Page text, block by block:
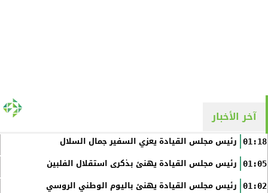
آخر الأخبار
01:18 رئيس مجلس القيادة يعزي السفير جمال السلال
01:05 رئيس مجلس القيادة يهنئ بذكرى استقلال الفلبين
01:02 رئيس مجلس القيادة يهنئ باليوم الوطني الروسي